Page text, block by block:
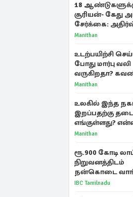
18
சூரியன்- கேது
சேர்க்கை:
பெறும் 3 ராசிகள்!
Manithan
உடற்பயிற்சி
போது மார்பு வலி
வருகிறதா?
வேண்டிய
Manithan
உலகில் இந்த
இறப்பதற்கு
எங்குள்ளது?
காரணம்
Manithan
ரூ.900 கோடி
நிறுவனத்திடம்
நன்கொடை
ஏன்? உதயநிதி -
IBC Tamilnadu